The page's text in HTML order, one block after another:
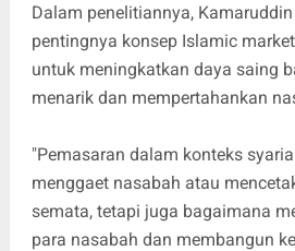
Dalam penelitiannya,
pentingnya konsep Islamic
untuk meningkatkan daya saing
menarik dan mempertahankan
"Pemasaran dalam konteks
menggaet nasabah atau
semata, tetapi juga bagaimana
para nasabah dan membangun